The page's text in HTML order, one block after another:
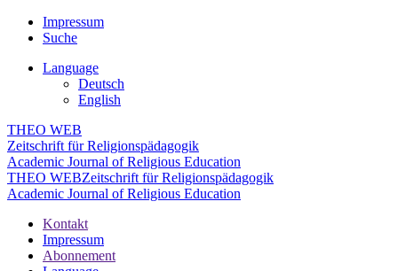
Impressum
Suche
Language
Deutsch
English
THEO WEB
Zeitschrift für Religionspädagogik
Academic Journal of Religious Education
THEO WEBZeitschrift für Religionspädagogik
Academic Journal of Religious Education
Kontakt
Impressum
Abonnement